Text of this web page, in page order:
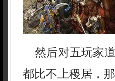
然后对五玩家
都比不上稷居，